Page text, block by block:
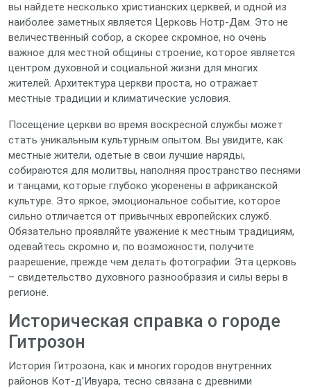
вы найдете несколько христианских церквей, и одной из
наиболее заметных является Церковь Нотр-Дам. Это не
величественный собор, а скорее скромное, но очень
важное для местной общины строение, которое является
центром духовной и социальной жизни для многих
жителей. Архитектура церкви проста, но отражает
местные традиции и климатические условия.
Посещение церкви во время воскресной службы может
стать уникальным культурным опытом. Вы увидите, как
местные жители, одетые в свои лучшие наряды,
собираются для молитвы, наполняя пространство песнями
и танцами, которые глубоко укоренены в африканской
культуре. Это яркое, эмоциональное событие, которое
сильно отличается от привычных европейских служб.
Обязательно проявляйте уважение к местным традициям,
одевайтесь скромно и, по возможности, получите
разрешение, прежде чем делать фотографии. Эта церковь
– свидетельство духовного разнообразия и силы веры в
регионе.
Историческая справка о городе
Гитрозон
История Гитрозона, как и многих городов внутренних
районов Кот-д’Ивуара, тесно связана с древними